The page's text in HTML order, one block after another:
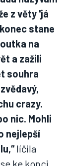
z věty 'já
stane
na
a zažili
souhra
crazy.
nic. Mohli
nejlepší
líčila
ke konci